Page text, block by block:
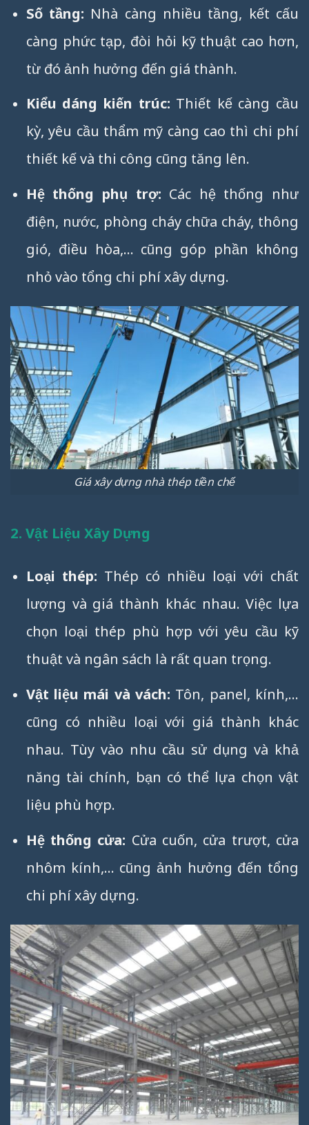
Số tầng: Nhà càng nhiều tầng, kết cấu
càng phức tạp, đòi hỏi kỹ thuật cao hơn,
từ đó ảnh hưởng đến giá thành.
Kiểu dáng kiến trúc: Thiết kế càng cầu
kỳ, yêu cầu thẩm mỹ càng cao thì chi phí
thiết kế và thi công cũng tăng lên.
Hệ thống phụ trợ: Các hệ thống như
điện, nước, phòng cháy chữa cháy, thông
gió, điều hòa,… cũng góp phần không
nhỏ vào tổng chi phí xây dựng.
Giá xây dựng nhà thép tiền chế
2. Vật Liệu Xây Dựng
Loại thép: Thép có nhiều loại với chất
lượng và giá thành khác nhau. Việc lựa
chọn loại thép phù hợp với yêu cầu kỹ
thuật và ngân sách là rất quan trọng.
Vật liệu mái và vách: Tôn, panel, kính,…
cũng có nhiều loại với giá thành khác
nhau. Tùy vào nhu cầu sử dụng và khả
năng tài chính, bạn có thể lựa chọn vật
liệu phù hợp.
Hệ thống cửa: Cửa cuốn, cửa trượt, cửa
nhôm kính,… cũng ảnh hưởng đến tổng
chi phí xây dựng.